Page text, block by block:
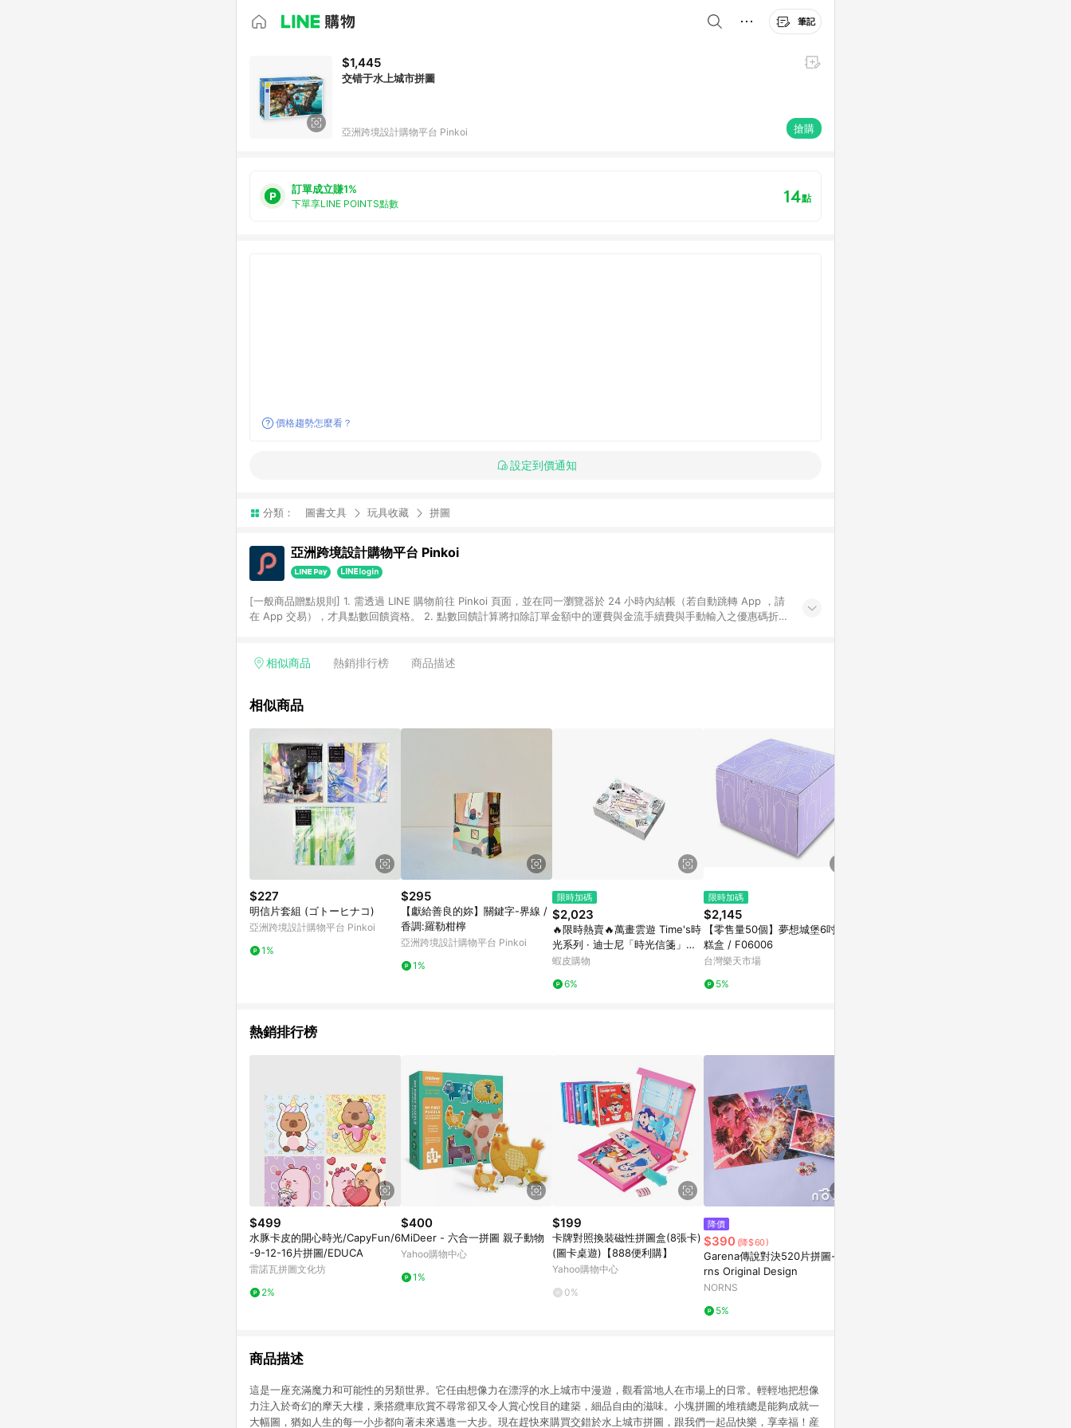
筆記
$1,445
交错于水上城市拼圖
亞洲跨境設計購物平台 Pinkoi 搶購
訂單成立賺1%
下單享LINE POINTS點數 14點
價格趨勢怎麼看？
設定到價通知
分類： 圖書文具 玩具收藏 拼圖
亞洲跨境設計購物平台 Pinkoi
[一般商品贈點規則] 1. 需透過 LINE 購物前往 Pinkoi 頁面，並在同一瀏覽器於 24 小時內結帳（若自動跳轉 App ，請
在 App 交易），才具點數回饋資格。 2. 點數回饋計算將扣除訂單金額中的運費與金流手續費與手動輸入之優惠碼折
格，部分退款不在此限。 6. APP 請更新至Android v4.6.0 / iOS v4.1.5 以上才具贈點資格。 7. 點數將於出貨後 45 天
使用規則請以點數紅包活動說明為準。 11. 若於 LINE 購物前往 Pinkoi 頁面後才首次下載 Pinkoi APP 並完成訂單，不
相似商品 熱銷排行榜 商品描述
相似商品
$227
明信片套組 (ゴトーヒナコ)
亞洲跨境設計購物平台 Pinkoi
1%
$295
【獻給善良的妳】關鍵字-界線 /
香調:羅勒柑檸
亞洲跨境設計購物平台 Pinkoi
1%
限時加碼
$2,023
🔥限時熱賣🔥萬畫雲遊 Time's時
光系列 · 迪士尼「時光信箋」紀
念封盲盒米老鼠
蝦皮購物
6%
限時加碼
$2,145
【零售量50個】夢想城堡6吋蛋
糕盒 / F06006
台灣樂天市場
5%
熱銷排行榜
$499
水豚卡皮的開心時光/CapyFun/6
-9-12-16片拼圖/EDUCA
雷諾瓦拼圖文化坊
2%
$400
MiDeer - 六合一拼圖 親子動物
Yahoo購物中心
1%
$199
卡牌對照換裝磁性拼圖盒(8張卡)
(圖卡桌遊)【888便利購】
Yahoo購物中心
0%
降價
$390 (降$60)
Garena傳說對決520片拼圖- No
rns Original Design
NORNS
5%
商品描述
這是一座充滿魔力和可能性的另類世界。它任由想像力在漂浮的水上城市中漫遊，觀看當地人在市場上的日常。輕輕地把想像
力注入於奇幻的摩天大樓，乘搭纜車欣賞不尋常卻又令人賞心悅目的建築，細品自由的滋味。小塊拼圖的堆積總是能夠成就一
大幅圖，猶如人生的每一小步都向著未來邁進一大步。現在趕快來購買交錯於水上城市拼圖，跟我們一起品快樂，享幸福！産